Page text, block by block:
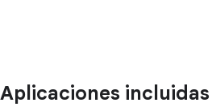
Aplicaciones incluidas